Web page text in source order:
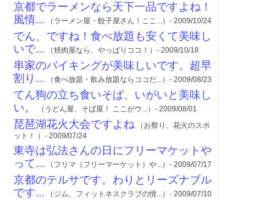
京都でラーメンなら天下一品ですよね！
風情... （ラーメン屋・餃子屋さん！ここ...）- 2009/10/24
でん、ですね！食べ放題も安くて美味し
いで... （焼肉屋なら、やっぱりココ！）- 2009/10/18
串家のバイキングが美味しいです。超早
割り... （食べ放題・飲み放題ならココだ...）- 2009/08/23
てん狗の立ち食いそば、いがいと美味し
い。
（うどん屋、そば屋！ ここがウ...）- 2009/08/01
琵琶湖花火大会ですよね （お祭り、花火のスポ
ット！ ）- 2009/07/24
東寺は弘法さんの日にフリーマケットや
って... （フリマ（フリーマーケット）や...）- 2009/07/17
京都のテルサです。わりとリーズナブル
です... （ジム、フィットネスクラブの情...）- 2009/07/10